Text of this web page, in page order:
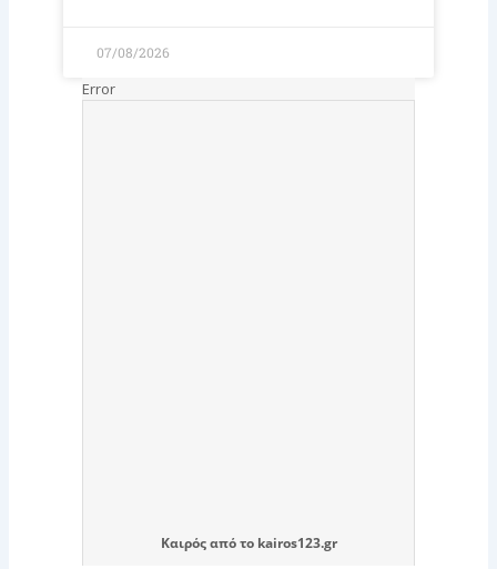
07/08/2026
Καιρόςαπό το kairos123.gr